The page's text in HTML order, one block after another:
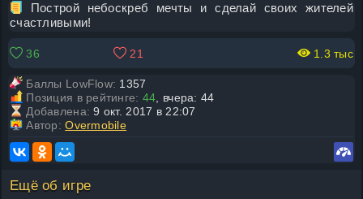
Построй небоскреб мечты и сделай своих жителей
счастливыми!
36 21 1.3 тыс
Баллы LowFlow: 1357
Позиция в рейтинге: 44 , вчера: 44
Добавлена: 9 окт. 2017 в 22:07
Автор: Overmobile
Ещё об игре